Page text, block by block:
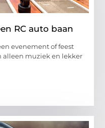
RC auto baan
evenement of feest
alleen muziek en lekker